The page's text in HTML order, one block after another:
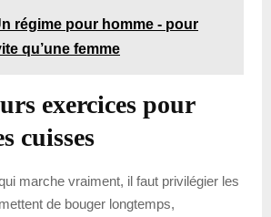
régime pour homme - pour
qu’une femme
exercices pour
cuisses
marche vraiment, il faut privilégier les
de bouger longtemps,